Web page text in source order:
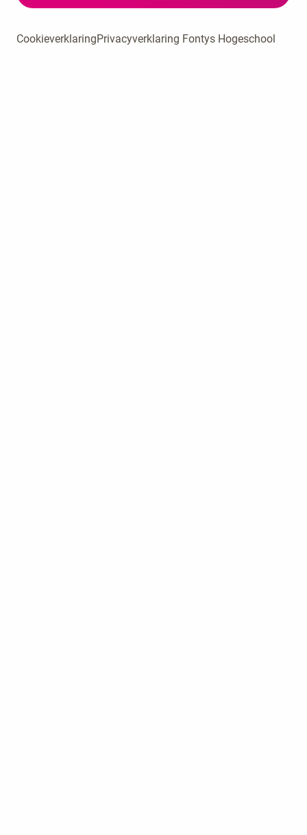
CookieverklaringPrivacyverklaring Fontys Hogeschool